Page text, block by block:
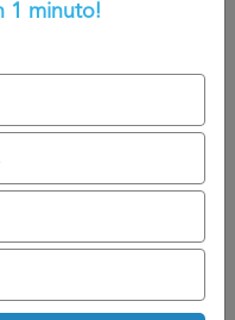
ha bisogno di un
un numero di cellulare
discuterne con voi, se
aspettatevi ad un
dovrà formalizzare
1 minuto!